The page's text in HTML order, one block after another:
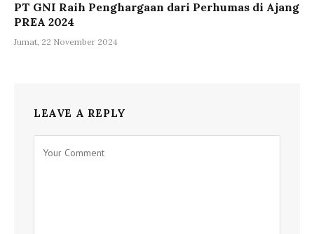
PT GNI Raih Penghargaan dari Perhumas di Ajang
PREA 2024
Jumat, 22 November 2024
LEAVE A REPLY